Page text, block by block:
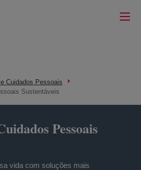
Cuidados Pessoais
Sustentáveis
Pessoais
vida com soluções mais